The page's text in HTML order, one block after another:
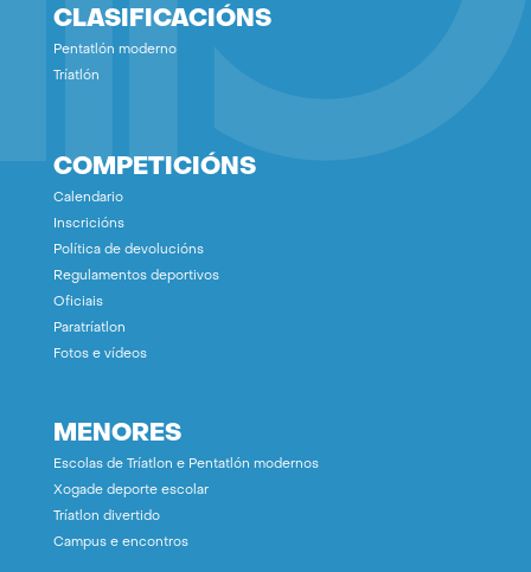
CLASIFICACIÓNS
Pentatlón moderno
Tríatlón
COMPETICIÓNS
Calendario
Inscricións
Política de devolucións
Regulamentos deportivos
Oficiais
Paratríatlon
Fotos e vídeos
MENORES
Escolas de Tríatlon e Pentatlón modernos
Xogade deporte escolar
Tríatlon divertido
Campus e encontros